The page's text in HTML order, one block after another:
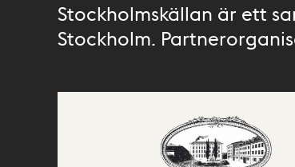
Stockholmskällan är ett
Stockholm.